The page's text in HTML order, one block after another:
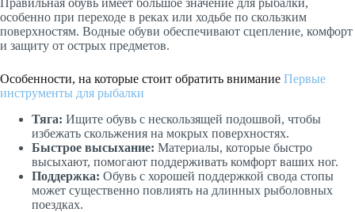
Правильная обувь имеет большое значение для рыбалки,
особенно при переходе в реках или ходьбе по скользким
поверхностям. Водные обуви обеспечивают сцепление, комфорт
и защиту от острых предметов.
Особенности, на которые стоит обратить внимание Первые
инструменты для рыбалки
Тяга: Ищите обувь с нескользящей подошвой, чтобы
избежать скольжения на мокрых поверхностях.
Быстрое высыхание: Материалы, которые быстро
высыхают, помогают поддерживать комфорт ваших ног.
Поддержка: Обувь с хорошей поддержкой свода стопы
может существенно повлиять на длинных рыболовных
поездках.